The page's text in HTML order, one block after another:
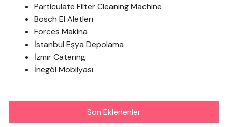
Particulate Filter Cleaning Machine
Bosch El Aletleri
Forces Makina
İstanbul Eşya Depolama
İzmir Catering
İnegöl Mobilyası
Son Eklenenler